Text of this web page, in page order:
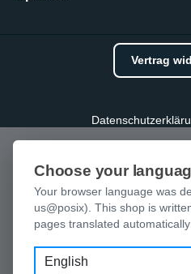
Vertrag
Choose your
Your browser language was
us@posix). This shop is
pages translated
Language